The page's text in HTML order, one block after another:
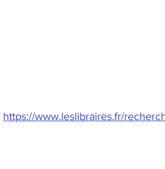
https://www.leslibraires.fr/